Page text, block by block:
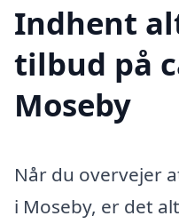
Indhent
tilbud på
Moseby
Når du overvejer
i Moseby, er det